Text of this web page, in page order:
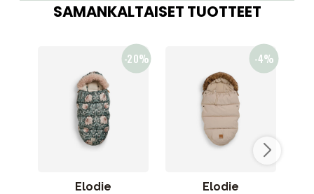
SAMANKALTAISET TUOTTEET
Elodie
Elodie